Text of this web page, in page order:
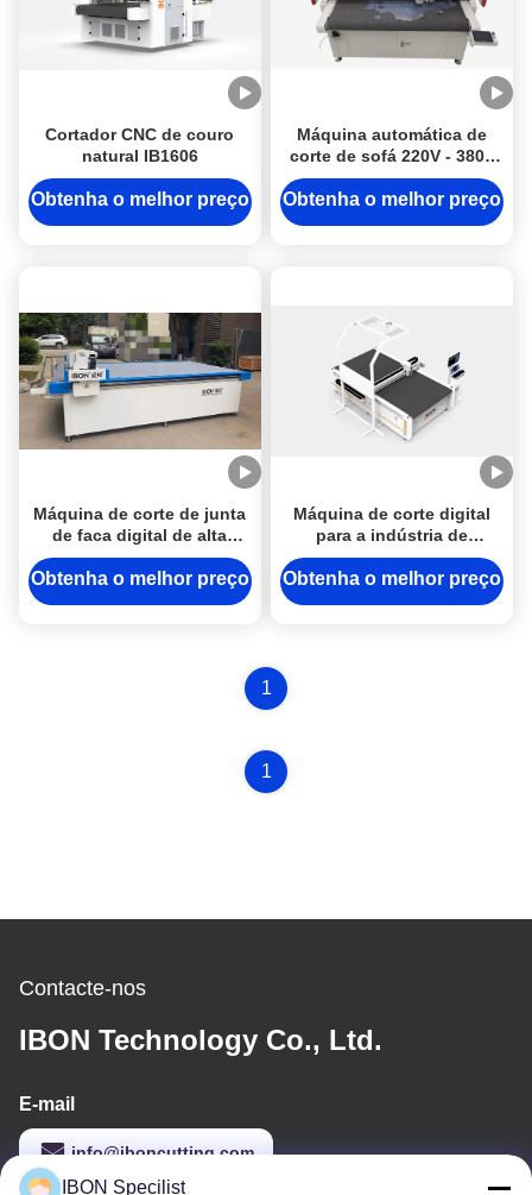
Cortador CNC de couro
natural IB1606
Obtenha o melhor preço
Máquina automática de
corte de sofá 220V - 380V
Máquina CNC de faca
Obtenha o melhor preço
Máquina de corte de junta
de faca digital de alta
precisão com garantia de
três anos e sem moldes
Obtenha o melhor preço
Máquina de corte digital
para a indústria de
publicidade e embalagens
Obtenha o melhor preço
1
1
Contacte-nos
IBON Technology Co., Ltd.
E-mail
info@iboncutting.com
IBON Specilist